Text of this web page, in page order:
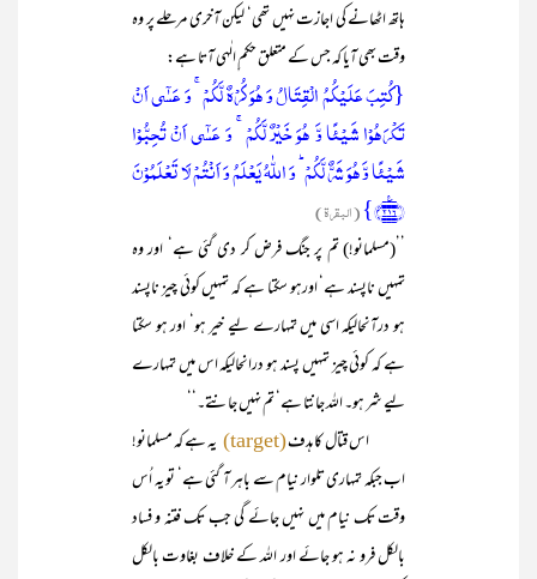
ہاتھ اٹھانے کی اجازت نہیں تھی‘ لیکن آخری مرحلے پر وہ
وقت بھی آیا کہ جس کے متعلق حکم ِالٰہی آتا ہے:
{کُتِبَ عَلَیۡکُمُ الۡقِتَالُ وَ ہُوَ کُرۡہٌ لَّکُمۡ ۚ وَ عَسٰۤی اَنۡ
تَکۡرَہُوۡا شَیۡئًا وَّ ہُوَ خَیۡرٌ لَّکُمۡ ۚ وَ عَسٰۤی اَنۡ تُحِبُّوۡا
شَیۡئًا وَّ ہُوَ شَرٌّ لَّکُمۡ ؕ وَ اللّٰہُ یَعۡلَمُ وَ اَنۡتُمۡ لَا تَعۡلَمُوۡنَ
﴿۲۱۶﴾٪}
(البقرۃ)
’’(مسلمانو!) تم پر جنگ فرض کر دی گئی ہے‘ اور وہ
تمہیں ناپسند ہے‘ اورہو سکتا ہے کہ تمہیں کوئی چیز ناپسند
ہو درآنحالیکہ اسی میں تمہارے لیے خیر ہو‘ اور ہو سکتا
ہے کہ کوئی چیز تمہیں پسند ہو درانحالیکہ اس میں تمہارے
لیے شر ہو۔ اللہ جانتا ہے‘ تم نہیں جانتے۔‘‘
اس قتال کا ہدف(target)
یہ ہے کہ مسلمانو!
اب جبکہ تمہاری تلوار نیام سے باہر آ گئی ہے‘ تو یہ اُس
وقت تک نیام میں نہیں جائے گی جب تک فتنہ و فساد
بالکل فرو نہ ہو جائے اور اللہ کے خلاف بغاوت بالکل